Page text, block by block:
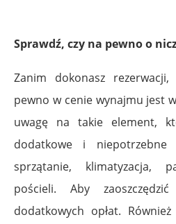
Sprawdź, czy na pewno o
Zanim dokonasz
pewno w cenie wynajmu jest
uwagę na takie element,
dodatkowe i
sprzątanie, klimatyzacja,
pościeli. Aby
dodatkowych opłat.